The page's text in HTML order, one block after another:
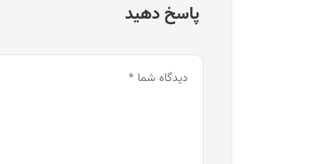
پاسخ دهید